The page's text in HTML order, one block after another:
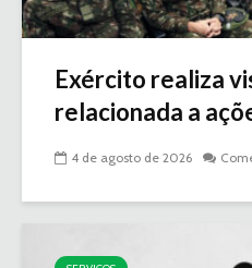
Exército realiza
relacionada a
4 de agosto de 2026